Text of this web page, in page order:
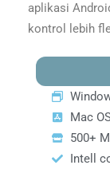
aplikasi
kontrol lebih
Mac
500+
Intell